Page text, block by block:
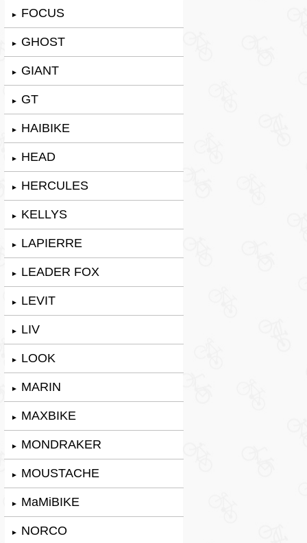
► FOCUS
► GHOST
► GIANT
► GT
► HAIBIKE
► HEAD
► HERCULES
► KELLYS
► LAPIERRE
► LEADER FOX
► LEVIT
► LIV
► LOOK
► MARIN
► MAXBIKE
► MONDRAKER
► MOUSTACHE
► MaMiBIKE
► NORCO